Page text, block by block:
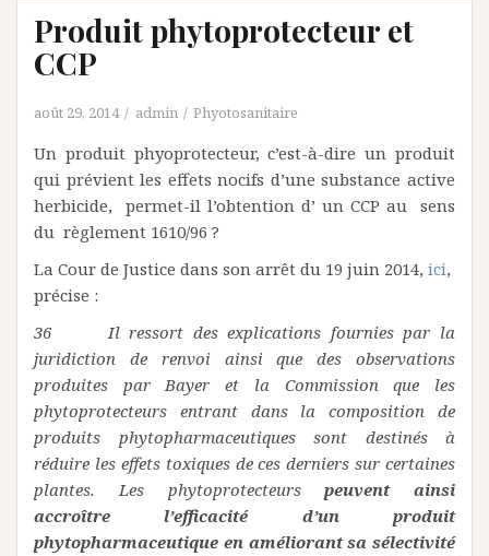
Produit phytoprotecteur et
CCP
août 29, 2014 admin Phyotosanitaire
Un produit phyoprotecteur, c’est-à-dire un produit
qui prévient les effets nocifs d’une substance active
herbicide, permet-il l’obtention d’ un CCP au sens
du règlement 1610/96 ?
La Cour de Justice dans son arrêt du 19 juin 2014, ici,
précise :
36 Il ressort des explications fournies par la
juridiction de renvoi ainsi que des observations
produites par Bayer et la Commission que les
phytoprotecteurs entrant dans la composition de
produits phytopharmaceutiques sont destinés à
réduire les effets toxiques de ces derniers sur certaines
plantes. Les phytoprotecteurspeuvent ainsi
accroître l’efficacité d’un produit
phytopharmaceutique en améliorant sa sélectivité